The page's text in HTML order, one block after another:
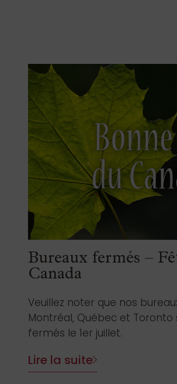
Bureaux fermés –
Canada
Veuillez noter que nos
Montréal, Québec et Toronto
fermés le 1er juillet.
Lire la suite